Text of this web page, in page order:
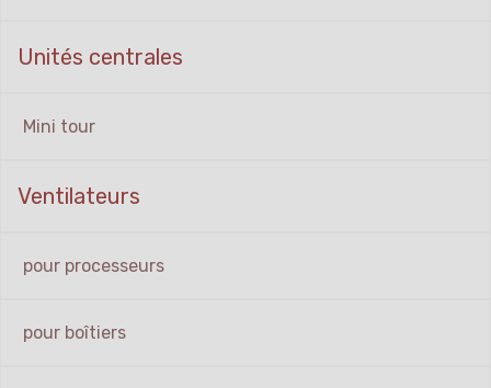
Unités centrales
Mini tour
Ventilateurs
pour processeurs
pour boîtiers